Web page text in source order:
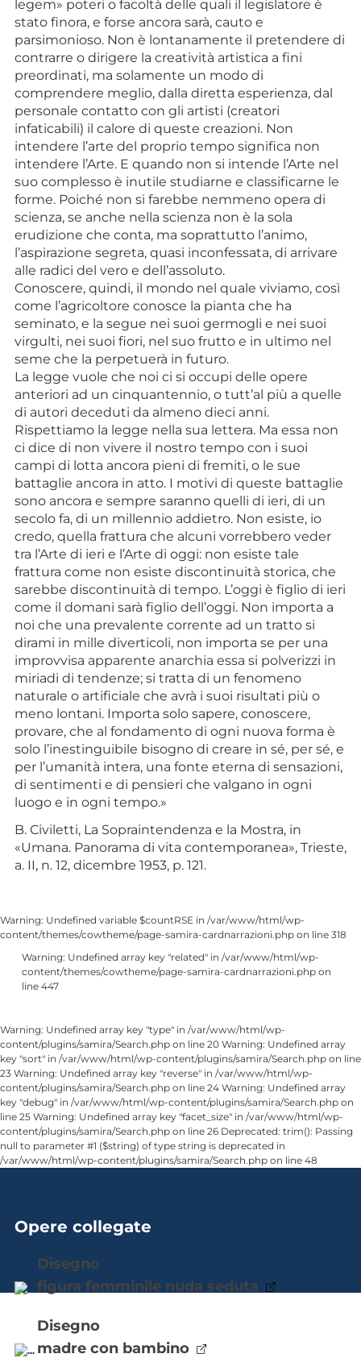
legem» poteri o facoltà delle quali il legislatore è
stato finora, e forse ancora sarà, cauto e
parsimonioso. Non è lontanamente il pretendere di
contrarre o dirigere la creatività artistica a fini
preordinati, ma solamente un modo di
comprendere meglio, dalla diretta esperienza, dal
personale contatto con gli artisti (creatori
infaticabili) il calore di queste creazioni. Non
intendere l’arte del proprio tempo significa non
intendere l’Arte. E quando non si intende l’Arte nel
suo complesso è inutile studiarne e classificarne le
forme. Poiché non si farebbe nemmeno opera di
scienza, se anche nella scienza non è la sola
erudizione che conta, ma soprattutto l’animo,
l’aspirazione segreta, quasi inconfessata, di arrivare
alle radici del vero e dell’assoluto.
Conoscere, quindi, il mondo nel quale viviamo, così
come l’agricoltore conosce la pianta che ha
seminato, e la segue nei suoi germogli e nei suoi
virgulti, nei suoi fiori, nel suo frutto e in ultimo nel
seme che la perpetuerà in futuro.
La legge vuole che noi ci si occupi delle opere
anteriori ad un cinquantennio, o tutt’al più a quelle
di autori deceduti da almeno dieci anni.
Rispettiamo la legge nella sua lettera. Ma essa non
ci dice di non vivere il nostro tempo con i suoi
campi di lotta ancora pieni di fremiti, o le sue
battaglie ancora in atto. I motivi di queste battaglie
sono ancora e sempre saranno quelli di ieri, di un
secolo fa, di un millennio addietro. Non esiste, io
credo, quella frattura che alcuni vorrebbero veder
tra l’Arte di ieri e l’Arte di oggi: non esiste tale
frattura come non esiste discontinuità storica, che
sarebbe discontinuità di tempo. L’oggi è figlio di ieri
come il domani sarà figlio dell’oggi. Non importa a
noi che una prevalente corrente ad un tratto si
dirami in mille diverticoli, non importa se per una
improvvisa apparente anarchia essa si polverizzi in
miriadi di tendenze; si tratta di un fenomeno
naturale o artificiale che avrà i suoi risultati più o
meno lontani. Importa solo sapere, conoscere,
provare, che al fondamento di ogni nuova forma è
solo l’inestinguibile bisogno di creare in sé, per sé, e
per l’umanità intera, una fonte eterna di sensazioni,
di sentimenti e di pensieri che valgano in ogni
luogo e in ogni tempo.»
B. Civiletti, La Sopraintendenza e la Mostra, in
«Umana. Panorama di vita contemporanea», Trieste,
a. II, n. 12, dicembre 1953, p. 121.
Warning: Undefined variable $countRSE in /var/www/html/wp-
content/themes/cowtheme/page-samira-cardnarrazioni.php on line 318
Warning: Undefined array key "related" in /var/www/html/wp-
content/themes/cowtheme/page-samira-cardnarrazioni.php on
line 447
Warning: Undefined array key "type" in /var/www/html/wp-
content/plugins/samira/Search.php on line 20 Warning: Undefined array
key "sort" in /var/www/html/wp-content/plugins/samira/Search.php on line
23 Warning: Undefined array key "reverse" in /var/www/html/wp-
content/plugins/samira/Search.php on line 24 Warning: Undefined array
key "debug" in /var/www/html/wp-content/plugins/samira/Search.php on
line 25 Warning: Undefined array key "facet_size" in /var/www/html/wp-
content/plugins/samira/Search.php on line 26 Deprecated: trim(): Passing
null to parameter #1 ($string) of type string is deprecated in
/var/www/html/wp-content/plugins/samira/Search.php on line 48
Opere collegate
disegno
figura femminile nuda seduta
disegno
madre con bambino